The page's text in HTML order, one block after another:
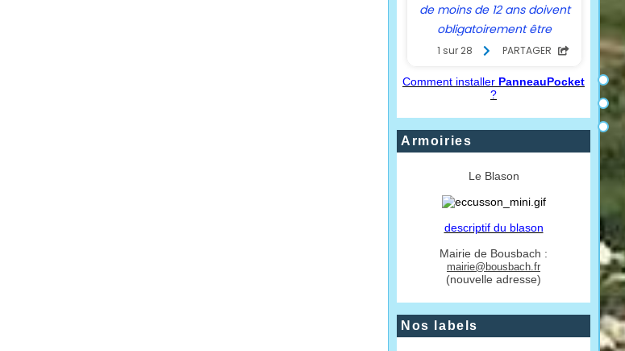
Comment installer PanneauPocket
?
Armoiries
Le Blason
descriptif du blason
Mairie de Bousbach :
mairie@bousbach.fr
(nouvelle adresse)
Nos labels